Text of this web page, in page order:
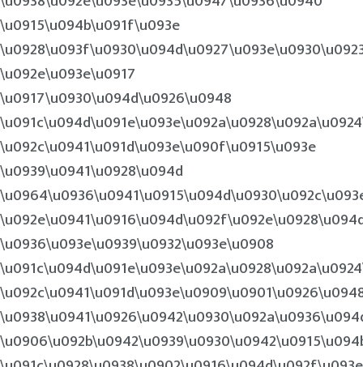
\u0915\u094b\u091f\u093e
\u092e\u093e\u0917
\u0917\u0930\u094d\u0926\u0948
\u092c\u0941\u091d\u093e\u090f\u0915\u093e
\u0939\u0941\u0928\u094d
\u0936\u093e\u0939\u0932\u093e\u0908